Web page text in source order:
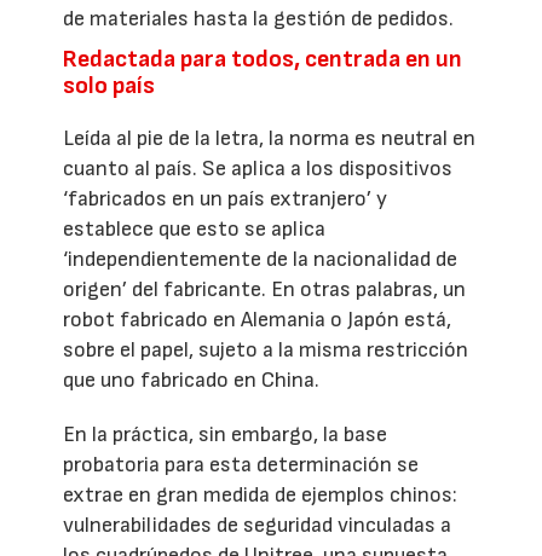
de materiales hasta la gestión de pedidos.
Redactada para todos, centrada en un
solo país
Leída al pie de la letra, la norma es neutral en
cuanto al país. Se aplica a los dispositivos
‘fabricados en un país extranjero’ y
establece que esto se aplica
‘independientemente de la nacionalidad de
origen’ del fabricante. En otras palabras, un
robot fabricado en Alemania o Japón está,
sobre el papel, sujeto a la misma restricción
que uno fabricado en China.
En la práctica, sin embargo, la base
probatoria para esta determinación se
extrae en gran medida de ejemplos chinos:
vulnerabilidades de seguridad vinculadas a